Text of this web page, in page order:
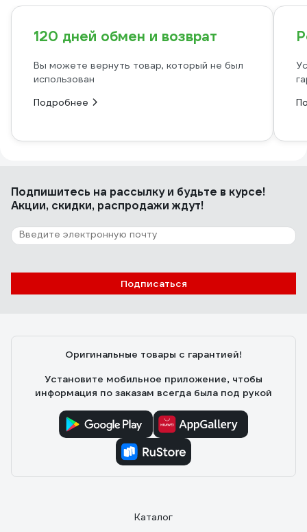
120 дней обмен и возврат
Вы можете вернуть товар, который не был
использован
Подробнее
Подпишитесь на рассылкуи будьте в курсе!
Акции, скидки, распродажи ждут!
Подписаться
Оригинальные товары с гарантией!
Установите мобильное приложение, чтобы
информация по заказам всегда была под рукой
Каталог